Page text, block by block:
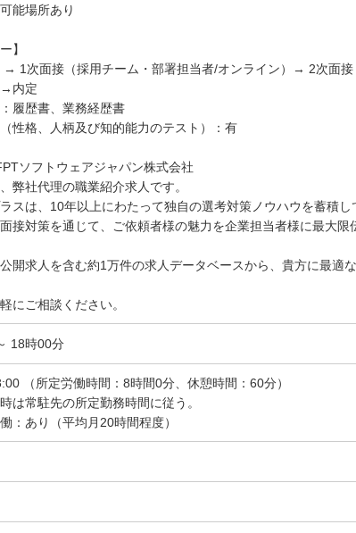
能場所あり
】
→ 1次面接（採用チーム・部署担当者/オンライン）→ 2次面
→内定
履歴書、業務経歴書
性格、人柄及び知的能力のテスト）：有
ソフトウェアジャパン株式会社
弊社代理の職業紹介求人です。
スは、10年以上にわたって独自の選考対策ノウハウを蓄積
接対策を通じて、ご依頼者様の魅力を企業担当者様に最大
開求人を含む約1万件の求人データベースから、貴方に最適
にご相談ください。
18時00分
（所定労働時間：8時間0分、休憩時間：60分）
は常駐先の所定勤務時間に従う。
：あり（平均月20時間程度）